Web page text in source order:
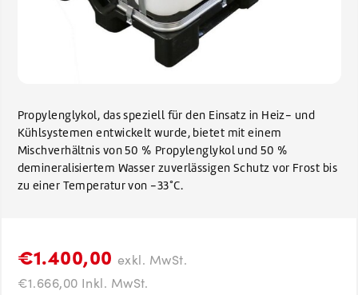
Propylenglykol, das speziell für den Einsatz in Heiz- und
Kühlsystemen entwickelt wurde, bietet mit einem
Mischverhältnis von 50 % Propylenglykol und 50 %
demineralisiertem Wasser zuverlässigen Schutz vor Frost bis
zu einer Temperatur von -33°C.
€1.400,00 exkl. MwSt.
€1.666,00 Inkl. MwSt.